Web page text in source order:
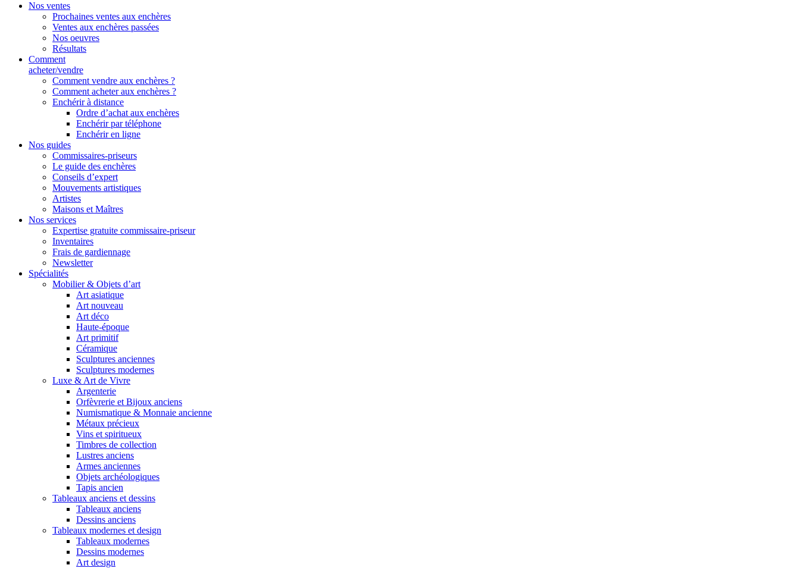
Nos ventes
Prochaines ventes aux enchères
Ventes aux enchères passées
Nos oeuvres
Résultats
Comment
acheter/vendre
Comment vendre aux enchères ?
Comment acheter aux enchères ?
Enchérir à distance
Ordre d’achat aux enchères
Enchérir par téléphone
Enchérir en ligne
Nos guides
Commissaires-priseurs
Le guide des enchères
Conseils d’expert
Mouvements artistiques
Artistes
Maisons et Maîtres
Nos services
Expertise gratuite commissaire-priseur
Inventaires
Frais de gardiennage
Newsletter
Spécialités
Mobilier & Objets d’art
Art asiatique
Art nouveau
Art déco
Haute-époque
Art primitif
Céramique
Sculptures anciennes
Sculptures modernes
Luxe & Art de Vivre
Argenterie
Orfèvrerie et Bijoux anciens
Numismatique & Monnaie ancienne
Métaux précieux
Vins et spiritueux
Timbres de collection
Lustres anciens
Armes anciennes
Objets archéologiques
Tapis ancien
Tableaux anciens et dessins
Tableaux anciens
Dessins anciens
Tableaux modernes et design
Tableaux modernes
Dessins modernes
Art design